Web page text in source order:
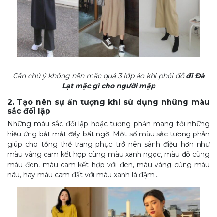
Cần chú ý không nên mặc quá 3 lớp áo khi phối đồ đi Đà
Lạt mặc gì cho người mập
2. Tạo nên sự ấn tượng khi sử dụng những màu
sắc đối lập
Những màu sắc đối lập hoặc tương phản mang tới những
hiệu ứng bắt mắt đầy bất ngờ. Một số màu sắc tương phản
giúp cho tổng thể trang phục trở nên sành điệu hơn như
màu vàng cam kết hợp cùng màu xanh ngọc, màu đỏ cùng
màu đen, màu cam kết hợp với đen, màu vàng cùng màu
nâu, hay màu cam đất với màu xanh lá đậm…